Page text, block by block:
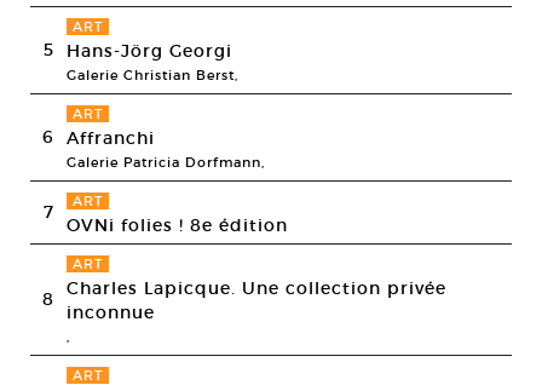
5
ART
Hans-Jörg Georgi
Galerie Christian Berst,
6
ART
Affranchi
Galerie Patricia Dorfmann,
7 ART
OVNi folies ! 8e édition
8
ART
Charles Lapicque. Une collection privée
inconnue
,
ART